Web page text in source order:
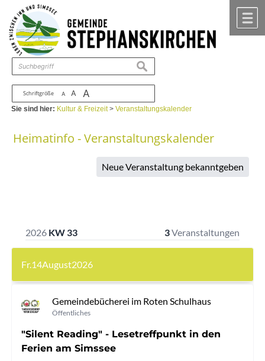
Zum Inhalt ,zur Navigation
Schriftgröße A A A
suchen
Sie sind hier: Kultur & Freizeit>Veranstaltungskalender
Heimatinfo - Veranstaltungskalender